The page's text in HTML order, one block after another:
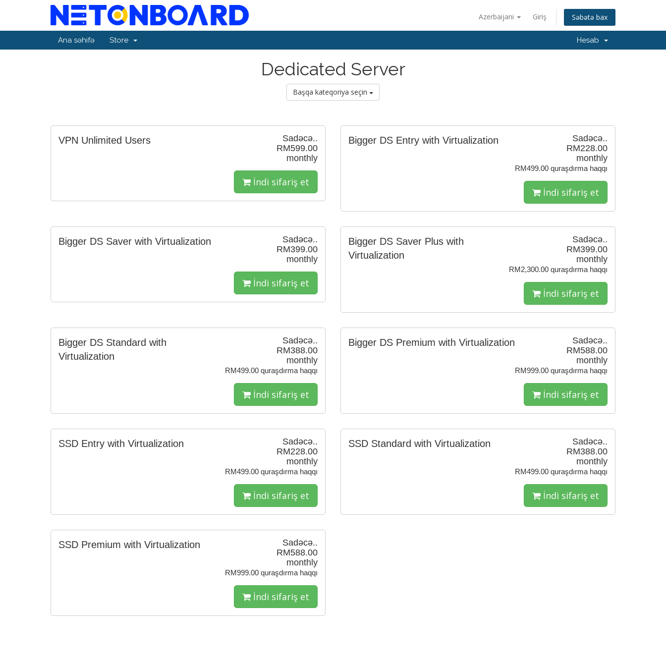
Azerbaijani Giriş Səbətə bax
Ana səhifə Store Hesab
Dedicated Server
Başqa kateqoriya seçin
Sadəcə..
RM599.00
monthly
VPN Unlimited Users
İndi sifariş et
Sadəcə..
RM228.00
monthly
RM499.00 quraşdırma haqqı
Bigger DS Entry with Virtualization
İndi sifariş et
Sadəcə..
RM399.00
monthly
Bigger DS Saver with Virtualization
İndi sifariş et
Sadəcə..
RM399.00
monthly
RM2,300.00 quraşdırma haqqı
Bigger DS Saver Plus with
Virtualization
İndi sifariş et
Sadəcə..
RM388.00
monthly
RM499.00 quraşdırma haqqı
Bigger DS Standard with
Virtualization
İndi sifariş et
Sadəcə..
RM588.00
monthly
RM999.00 quraşdırma haqqı
Bigger DS Premium with Virtualization
İndi sifariş et
Sadəcə..
RM228.00
monthly
RM499.00 quraşdırma haqqı
SSD Entry with Virtualization
İndi sifariş et
Sadəcə..
RM388.00
monthly
RM499.00 quraşdırma haqqı
SSD Standard with Virtualization
İndi sifariş et
Sadəcə..
RM588.00
monthly
RM999.00 quraşdırma haqqı
SSD Premium with Virtualization
İndi sifariş et